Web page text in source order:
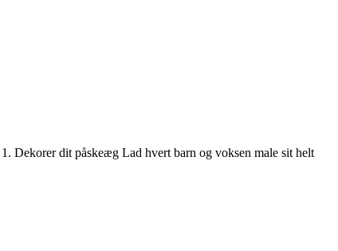
Dekorer dit påskeæg Lad hvert barn og voksen male sit helt